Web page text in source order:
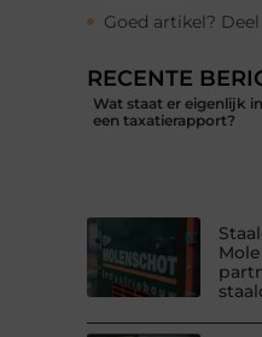
Goed artikel?
RECENTE
Wat staat er eigenlijk in
een taxatierapport?